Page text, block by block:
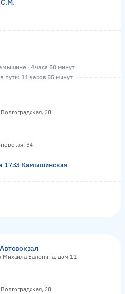
С.М.
· 4 часа 50 минут
пути: 11 часов 55 минут
28
34
1733 Камышинская
Михаила Балонина, дом 11
28